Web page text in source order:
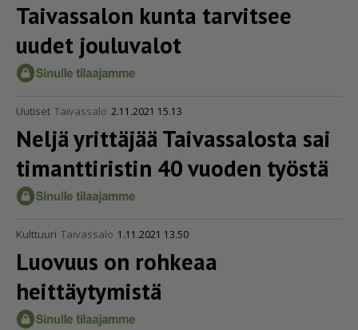
Taivassalon kunta tarvitsee
uudet jouluvalot
Uutiset Taivassalo 2.11.2021 15.13
Neljä yrittäjää Taivassalosta sai
timanttiristin 40 vuoden työstä
Kulttuuri Taivassalo 1.11.2021 13.50
Luovuus on rohkeaa
heittäytymistä